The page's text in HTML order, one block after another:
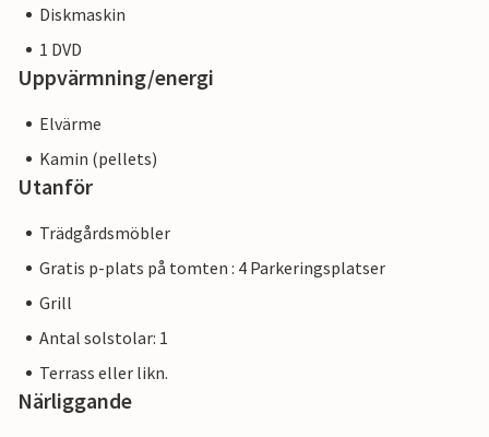
Diskmaskin
1 DVD
Uppvärmning/energi
Elvärme
Kamin (pellets)
Utanför
Trädgårdsmöbler
Gratis p-plats på tomten : 4 Parkeringsplatser
Grill
Antal solstolar: 1
Terrass eller likn.
Närliggande